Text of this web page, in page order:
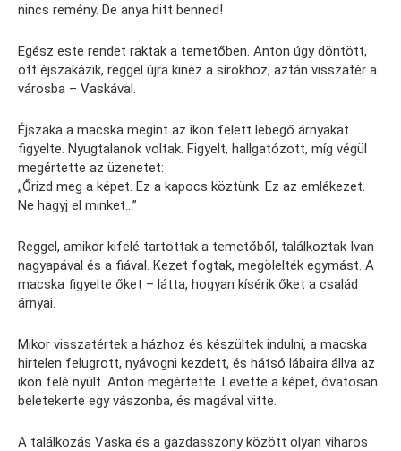
nincs remény. De anya hitt benned!
Egész este rendet raktak a temetőben. Anton úgy döntött,
ott éjszakázik, reggel újra kinéz a sírokhoz, aztán visszatér a
városba – Vaskával.
Éjszaka a macska megint az ikon felett lebegő árnyakat
figyelte. Nyugtalanok voltak. Figyelt, hallgatózott, míg végül
megértette az üzenetet:
„Őrizd meg a képet. Ez a kapocs köztünk. Ez az emlékezet.
Ne hagyj el minket…”
Reggel, amikor kifelé tartottak a temetőből, találkoztak Ivan
nagyapával és a fiával. Kezet fogtak, megölelték egymást. A
macska figyelte őket – látta, hogyan kísérik őket a család
árnyai.
Mikor visszatértek a házhoz és készültek indulni, a macska
hirtelen felugrott, nyávogni kezdett, és hátsó lábaira állva az
ikon felé nyúlt. Anton megértette. Levette a képet, óvatosan
beletekerte egy vászonba, és magával vitte.
A találkozás Vaska és a gazdasszony között olyan viharos